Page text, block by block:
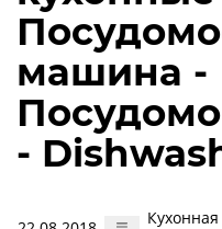
машина -
-